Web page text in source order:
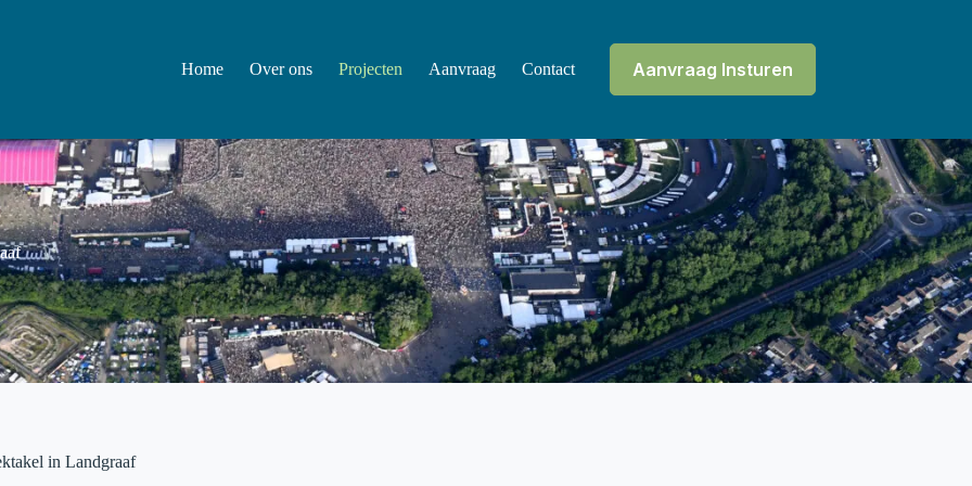
Home Over ons Projecten Aanvraag Contact Aanvraag Insturen
in Landgraaf